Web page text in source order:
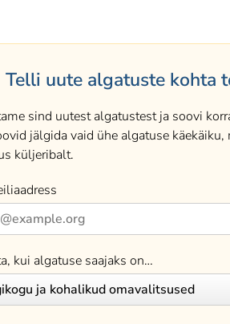
Telli uute algatuste kohta
sind uutest algatustest ja soovi
jälgida vaid ühe algatuse
küljeribalt.
kui algatuse saajaks on…